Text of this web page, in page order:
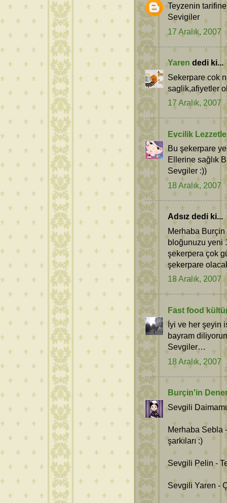
Teyzenin
Sevigiler
17 Aralık, 2007
Yaren dedi ki...
Sekerpare cok
saglik,afiyetler
17 Aralık, 2007
Evcilik
Bu şekerpare
Ellerine sağlık
Sevgiler :))
18 Aralık, 2007
Adsız dedi ki...
Merhaba
bloğunuzu yeni
şekerpera çok
şekerpare
18 Aralık, 2007
Fast food
İyi ve her şeyin
bayram
Sevgiler…
18 Aralık, 2007
Burçin'in
Sevgili
Merhaba Sebla
şarkıları :)
Sevgili Pelin -
Sevgili Yaren -